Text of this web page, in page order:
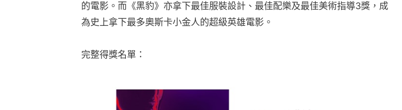
的電影。而《黑豹》亦拿下最佳服裝設計、最佳配樂及最佳美術指導3獎，成
為史上拿下最多奧斯卡小金人的超級英雄電影。
完整得獎名單：